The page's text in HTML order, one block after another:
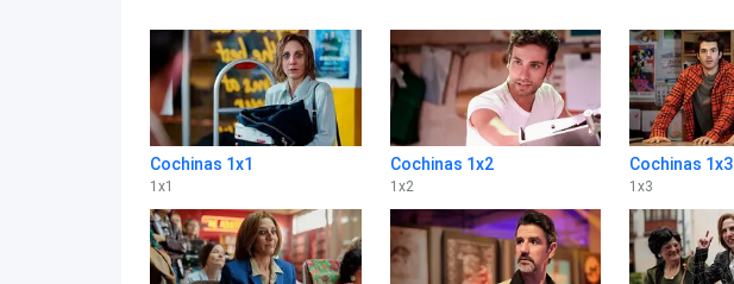
Cochinas 1x1
1 x1
Cochinas 1x2
1 x2
Cochinas 1x3
1 x3